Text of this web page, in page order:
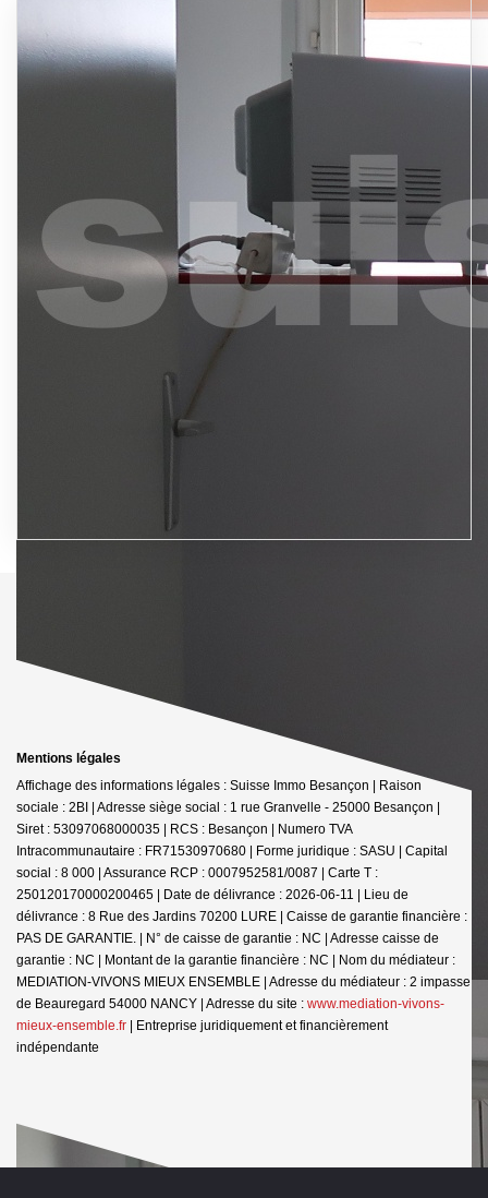
Mentions légales
Affichage des informations légales : Suisse Immo Besançon | Raison
sociale : 2BI | Adresse siège social : 1 rue Granvelle - 25000 Besançon |
Siret : 53097068000035 | RCS : Besançon | Numero TVA
Intracommunautaire : FR71530970680 | Forme juridique : SASU | Capital
social : 8 000 | Assurance RCP : 0007952581/0087 | Carte T :
250120170000200465 | Date de délivrance : 2026-06-11 | Lieu de
délivrance : 8 Rue des Jardins 70200 LURE | Caisse de garantie financière :
PAS DE GARANTIE. | N° de caisse de garantie : NC | Adresse caisse de
garantie : NC | Montant de la garantie financière : NC | Nom du médiateur :
MEDIATION-VIVONS MIEUX ENSEMBLE | Adresse du médiateur : 2 impasse
de Beauregard 54000 NANCY | Adresse du site : www.mediation-vivons-
mieux-ensemble.fr | Entreprise juridiquement et financièrement
indépendante